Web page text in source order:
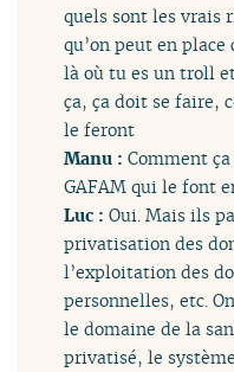
quels sont les vrais
qu’on peut en
là où tu es un troll
ça, ça doit se faire,
le feront
Manu :Comment
GAFAM qui le font
Luc :Oui. Mais ils
privatisation des
l’exploitation des
personnelles, etc.
le domaine de la
privatisé, le